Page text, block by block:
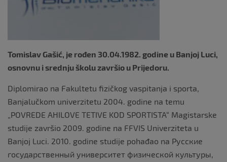
Tomislav Gašić, je rođen 30.04.1982. godine u Banjoj Luci,
osnovnu i srednju školu završio u Prijedoru.
Diplomirao na Fakultetu fizičkog vaspitanja i sporta,
Banjalučkom univerzitetu 2004. godine na temu
„POVREDE AHILOVE TETIVE KOD SPORTISTA“ Magistarske
studije završio 2009. godine na FFVIS Univerziteta u
Banjoj Luci. 2010. godine studije pohađao na Русские
государственный университет физической культуры,